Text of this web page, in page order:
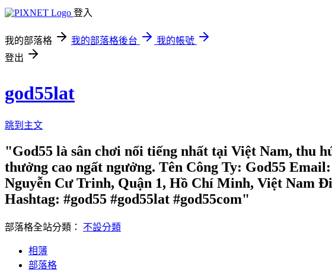
登入
我的部落格 我的部落格後台
我的帳號
登出
god55lat
跳到主文
"God55 là sân chơi nổi tiếng nhất tại Việt Nam, thu
thưởng cao ngất ngưởng. Tên Công Ty: God55
Nguyễn Cư Trinh, Quận 1, Hồ Chí Minh, Việt Nam
Hashtag: #god55 #god55lat #god55com"
部落格全站分類： 不設分類
相簿
部落格